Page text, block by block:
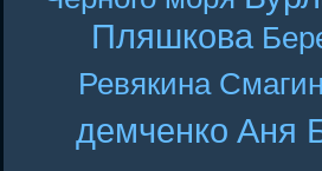
Пляшкова
Ревякина
демченко Аня